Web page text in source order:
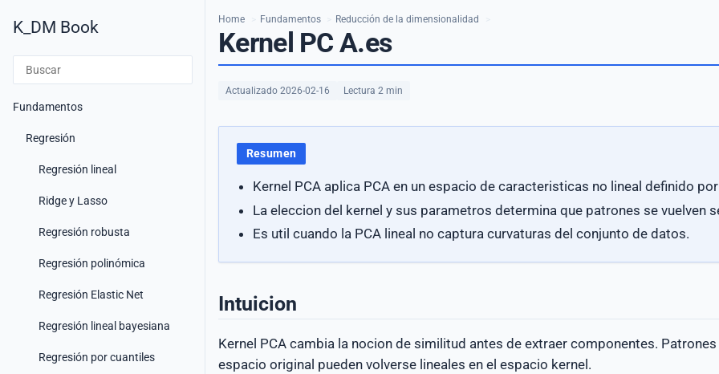
K_DM Book
Fundamentos
Regresión
Regresión lineal
Ridge y Lasso
Regresión robusta
Regresión polinómica
Regresión Elastic Net
Regresión lineal bayesiana
Regresión por cuantiles
Home Fundamentos Reducción de la dimensionalidad
Kernel PC A.es
Actualizado 2026-02-16 Lectura 2 min
Resumen
Kernel PCA aplica PCA en un espacio de caracteristicas no lineal definido
La eleccion del kernel y sus parametros determina que patrones se vuelven
Es util cuando la PCA lineal no captura curvaturas del conjunto de datos.
Intuicion
Kernel PCA cambia la nocion de similitud antes de extraer componentes. Patrones
espacio original pueden volverse lineales en el espacio kernel.